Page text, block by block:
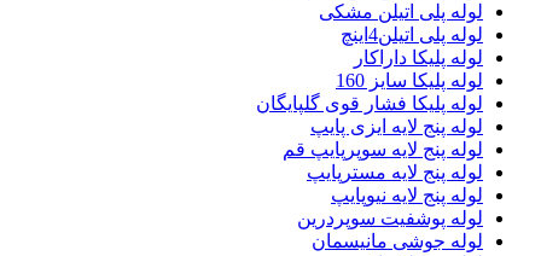
لوله پلی اتیلن مشکی
لوله پلی اتیلن4اینچ
لوله پلیکا داراکار
لوله پلیکا سایز 160
لوله پلیکا فشار قوی گلپایگان
لوله پنج لایه ایزی پایپ
لوله پنج لایه سوپرپایپ قم
لوله پنج لایه مسترپایپ
لوله پنج لایه نیوپایپ
لوله پوشفیت سوپردرین
لوله جوشی مانیسمان